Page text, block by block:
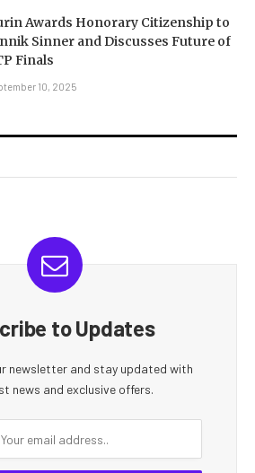
Awards Honorary Citizenship to
Sinner and Discusses Future of
Finals
10, 2025
to Updates
newsletter and stay updated with
news and exclusive offers.